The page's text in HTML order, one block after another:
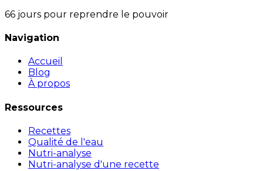
66 jours pour reprendre le pouvoir
Navigation
Accueil
Blog
À propos
Ressources
Recettes
Qualité de l'eau
Nutri-analyse
Nutri-analyse d'une recette